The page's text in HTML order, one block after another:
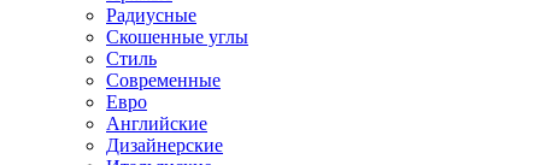
Радиусные
Скошенные углы
Стиль
Современные
Евро
Английские
Дизайнерские